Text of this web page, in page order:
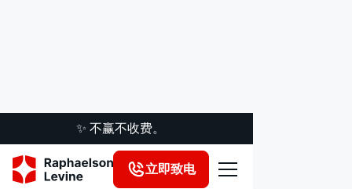
✨ 不赢不收费。
立即致电